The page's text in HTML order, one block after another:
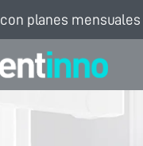
con planes